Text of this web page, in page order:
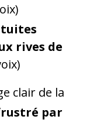
rives de
clair de la
par